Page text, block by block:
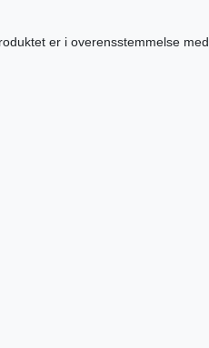
er i overensstemmelse med